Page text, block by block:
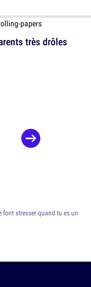
très drôles
font stresser quand tu es un